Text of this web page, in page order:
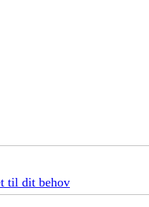
til dit behov